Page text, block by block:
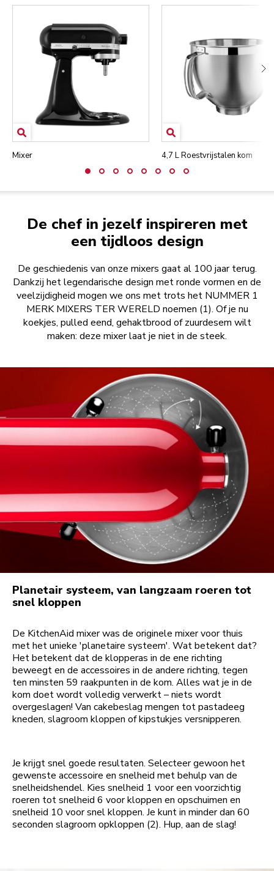
Mixer 4,7 L Roestvrijstalen kom
De chef in jezelf inspireren met
een tijdloos design
De geschiedenis van onze mixers gaat al 100 jaar terug.
Dankzij het legendarische design met ronde vormen en de
veelzijdigheid mogen we ons met trots het NUMMER 1
MERK MIXERS TER WERELD noemen (1). Of je nu
koekjes, pulled eend, gehaktbrood of zuurdesem wilt
maken: deze mixer laat je niet in de steek.
Planetair systeem, van langzaam roeren tot
snel kloppen
De KitchenAid mixer was de originele mixer voor thuis
met het unieke 'planetaire systeem'. Wat betekent dat?
Het betekent dat de klopperas in de ene richting
beweegt en de accessoires in de andere richting, tegen
ten minsten 59 raakpunten in de kom. Alles wat je in de
kom doet wordt volledig verwerkt – niets wordt
overgeslagen! Van cakebeslag mengen tot pastadeeg
kneden, slagroom kloppen of kipstukjes versnipperen.
Je krijgt snel goede resultaten. Selecteer gewoon het
gewenste accessoire en snelheid met behulp van de
snelheidshendel. Kies snelheid 1 voor een voorzichtig
roeren tot snelheid 6 voor kloppen en opschuimen en
snelheid 10 voor snel kloppen. Je kunt in minder dan 60
seconden slagroom opkloppen (2). Hup, aan de slag!